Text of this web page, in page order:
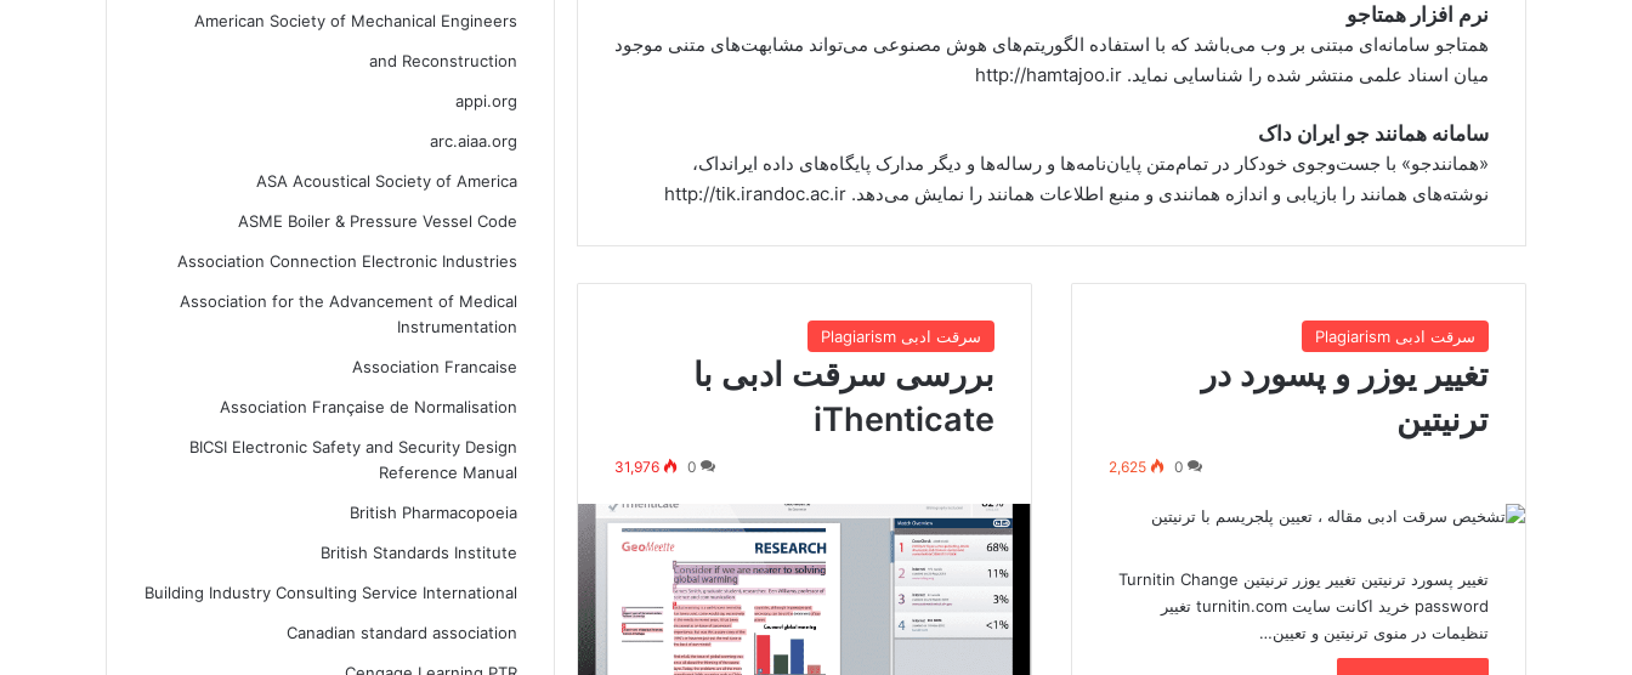
نرم افزار همتاجو
همتاجو سامانه‌ای مبتنی بر وب می‌باشد که با استفاده الگوریتم‌های هوش مصنوعی می‌تواند مشابهت‌های متنی موجود
میان اسناد علمی منتشر شده را شناسایی نماید. http://hamtajoo.ir
سامانه همانند جو ایران داک
«همانندجو» با جست‌وجوی خودکار در تمام‌متن پایان‌نامه‌ها و رساله‌ها و دیگر مدارک پایگاه‌های داده ایرانداک،
نوشته‌های همانند را بازیابی و اندازه همانندی و منبع اطلاعات همانند را نمایش می‌دهد. http://tik.irandoc.ac.ir
سرقت ادبی Plagiarism
تغییر یوزر و پسورد در
ترنیتین
0
2,625
تغییر پسورد ترنیتین تغییر یوزر ترنیتین Turnitin Change
password خرید اکانت سایت turnitin.com تغییر
تنظیمات در منوی ترنیتین و تعیین…
سرقت ادبی Plagiarism
بررسی سرقت ادبی با
iThenticate
0
31,976
American Society of Mechanical Engineers
and Reconstruction
appi.org
arc.aiaa.org
ASA Acoustical Society of America
ASME Boiler & Pressure Vessel Code
Association Connection Electronic Industries
Association for the Advancement of Medical
Instrumentation
Association Francaise
Association Française de Normalisation
BICSI Electronic Safety and Security Design
Reference Manual
British Pharmacopoeia
British Standards Institute
Building Industry Consulting Service International
Canadian standard association